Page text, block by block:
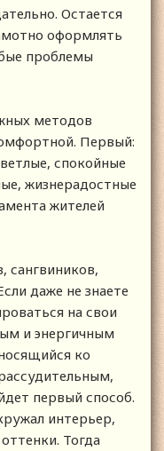
Остается
оформлять
проблемы
методов
Первый:
спокойные
жизнерадостные
жителей
сангвиников,
даже не знаете
на свои
и энергичным
ко
первый способ.
интерьер,
Тогда